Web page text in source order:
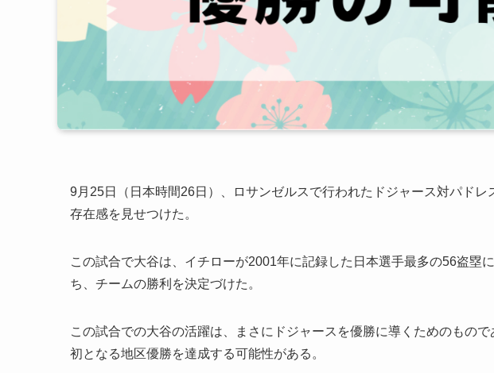
9月25日（日本時間26日）、ロサンゼルスで行われたドジャース対パド
存在感を見せつけた。
この試合で大谷は、イチローが2001年に記録した日本選手最多の56盗塁
ち、チームの勝利を決定づけた。
この試合での大谷の活躍は、まさにドジャースを優勝に導くためのもの
初となる地区優勝を達成する可能性がある。